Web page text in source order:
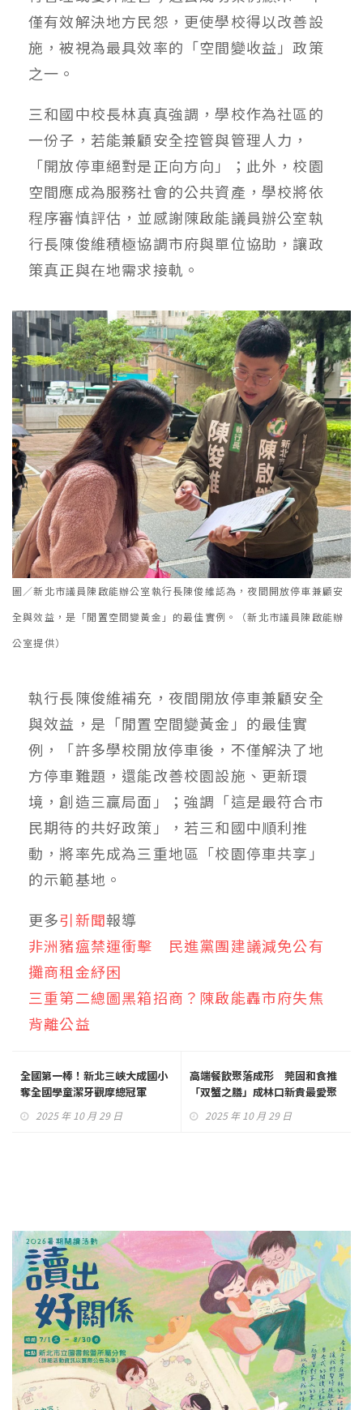
僅有效解決地方民怨，更使學校得以改善設
施，被視為最具效率的「空間變收益」政策
之一。
三和國中校長林真真強調，學校作為社區的
一份子，若能兼顧安全控管與管理人力，
「開放停車絕對是正向方向」；此外，校園
空間應成為服務社會的公共資產，學校將依
程序審慎評估，並感謝陳啟能議員辦公室執
行長陳俊維積極協調市府與單位協助，讓政
策真正與在地需求接軌。
圖／新北市議員陳啟能辦公室執行長陳俊維認為，夜間開放停車兼顧安
全與效益，是「閒置空間變黃金」的最佳實例。（新北市議員陳啟能辦
公室提供）
執行長陳俊維補充，夜間開放停車兼顧安全
與效益，是「閒置空間變黃金」的最佳實
例，「許多學校開放停車後，不僅解決了地
方停車難題，還能改善校園設施、更新環
境，創造三贏局面」；強調「這是最符合市
民期待的共好政策」，若三和國中順利推
動，將率先成為三重地區「校園停車共享」
的示範基地。
更多引新聞報導
非洲豬瘟禁運衝擊 民進黨團建議減免公有
攤商租金紓困
三重第二總圖黑箱招商？陳啟能轟市府失焦
背離公益
全國第一棒！新北三峽大成國小
奪全國學童潔牙觀摩總冠軍
2025 年 10 月 29 日
高端餐飲聚落成形 莞固和食推
「双蟹之膳」成林口新貴最愛聚
2025 年 10 月 29 日